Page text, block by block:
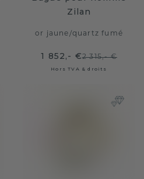
Zilan
or jaune/quartz fumé
1 852,- €2 315,- €
Hors TVA & droits